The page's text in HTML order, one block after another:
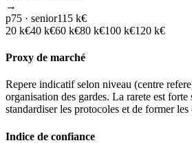
→
p75 · senior115 k€
20 k€40 k€60 k€80 k€100 k€120 k€
Proxy de marché
Repere indicatif selon niveau (centre
organisation des gardes. La rarete est
standardiser les protocoles et de former les
Indice de confiance